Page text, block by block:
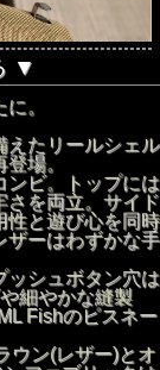
▼
。
えたリールシェル
場。
ンビ。トップには
さを両立。サイド
性と遊び心を同時
ザーはわずかな手
ッシュボタン穴は
細やかな縫製
Fishのピスネー
ウン(レザー)とオ